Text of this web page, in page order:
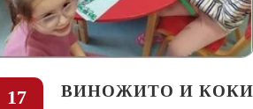
17 ВИНОЖИТО И